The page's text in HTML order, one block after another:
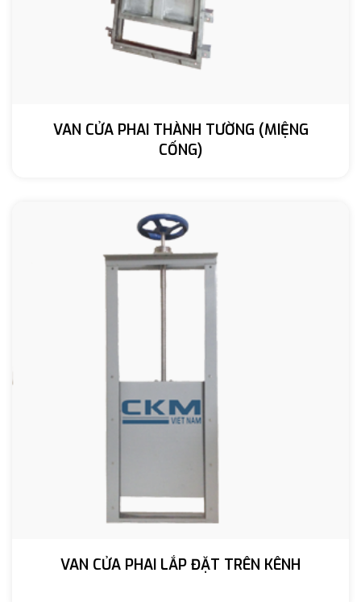
VAN CỬA PHAI THÀNH TƯỜNG (MIỆNG
CỐNG)
VAN CỬA PHAI LẮP ĐẶT TRÊN KÊNH